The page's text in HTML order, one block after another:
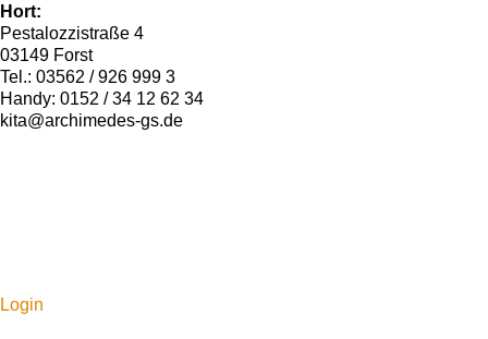
Hort:
Pestalozzistraße 4
03149 Forst
Tel.: 03562 / 926 999 3
Handy: 0152 / 34 12 62 34
kita@archimedes-gs.de
Login